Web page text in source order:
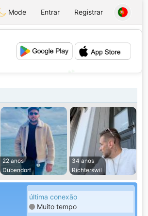
Mode Entrar Registrar
22 anos
Dübendorf
34 anos
Richterswil
última conexão
Muito tempo